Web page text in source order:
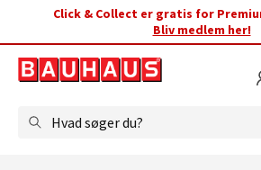
Click & Collect er gratis for
Bliv medlem her!
Hvad søger du?